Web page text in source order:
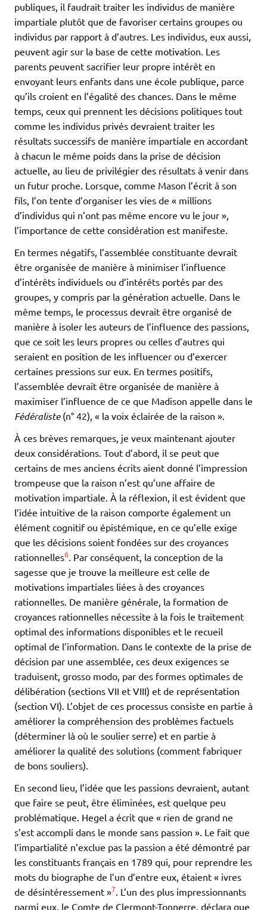
publiques, il faudrait traiter les individus de manière
impartiale plutôt que de favoriser certains groupes ou
individus par rapport à d’autres. Les individus, eux aussi,
peuvent agir sur la base de cette motivation. Les
parents peuvent sacrifier leur propre intérêt en
envoyant leurs enfants dans une école publique, parce
qu’ils croient en l’égalité des chances. Dans le même
temps, ceux qui prennent les décisions politiques tout
comme les individus privés devraient traiter les
résultats successifs de manière impartiale en accordant
à chacun le même poids dans la prise de décision
actuelle, au lieu de privilégier des résultats à venir dans
un futur proche. Lorsque, comme Mason l’écrit à son
fils, l’on tente d’organiser les vies de « millions
d’individus qui n’ont pas même encore vu le jour »,
l’importance de cette considération est manifeste.
En termes négatifs, l’assemblée constituante devrait
être organisée de manière à minimiser l’influence
d’intérêts individuels ou d’intérêts portés par des
groupes, y compris par la génération actuelle. Dans le
même temps, le processus devrait être organisé de
manière à isoler les auteurs de l’influence des passions,
que ce soit les leurs propres ou celles d’autres qui
seraient en position de les influencer ou d’exercer
certaines pressions sur eux. En termes positifs,
l’assemblée devrait être organisée de manière à
maximiser l’influence de ce que Madison appelle dans le
Fédéraliste(n° 42), « la voix éclairée de la raison ».
À ces brèves remarques, je veux maintenant ajouter
deux considérations. Tout d’abord, il se peut que
certains de mes anciens écrits aient donné l’impression
trompeuse que la raison n’est qu’une affaire de
motivation impartiale. À la réflexion, il est évident que
l’idée intuitive de la raison comporte également un
élément cognitif ou épistémique, en ce qu’elle exige
que les décisions soient fondées sur des croyances
rationnelles6. Par conséquent, la conception de la
sagesse que je trouve la meilleure est celle de
motivations impartiales liées à des croyances
rationnelles. De manière générale, la formation de
croyances rationnelles nécessite à la fois le traitement
optimal des informations disponibles et le recueil
optimal de l’information. Dans le contexte de la prise de
décision par une assemblée, ces deux exigences se
traduisent, grosso modo, par des formes optimales de
délibération (sections VII et VIII) et de représentation
(section VI). L’objet de ces processus consiste en partie à
améliorer la compréhension des problèmes factuels
(déterminer là où le soulier serre) et en partie à
améliorer la qualité des solutions (comment fabriquer
de bons souliers).
En second lieu, l’idée que les passions devraient, autant
que faire se peut, être éliminées, est quelque peu
problématique. Hegel a écrit que « rien de grand ne
s’est accompli dans le monde sans passion ». Le fait que
l’impartialité n’exclue pas la passion a été démontré par
les constituants français en 1789 qui, pour reprendre les
mots du biographe de l’un d’entre eux, étaient « ivres
de désintéressement »7. L’un des plus impressionnants
parmi eux, le Comte de Clermont-Tonnerre, déclara que